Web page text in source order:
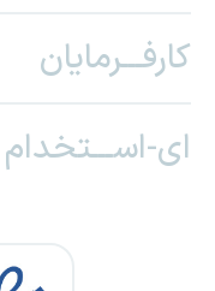
کارفـــرمایان
ای-اســـتخدام